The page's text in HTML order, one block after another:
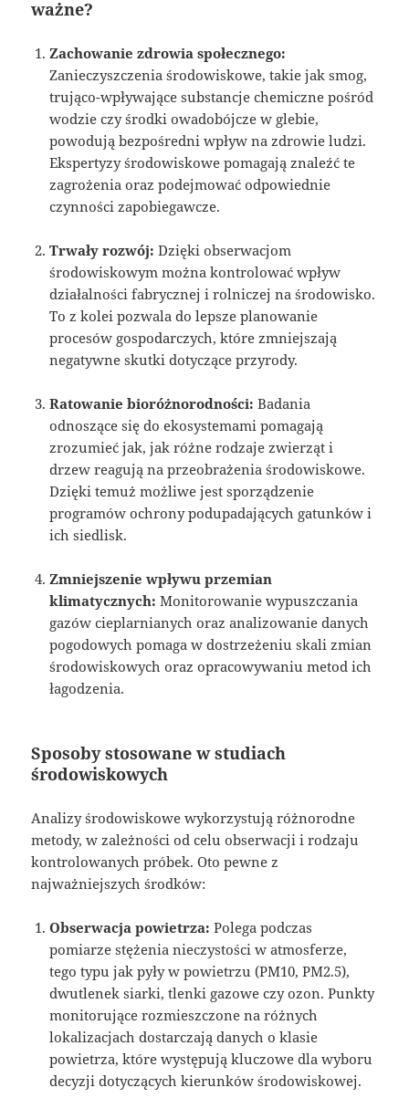
ważne?
Zachowanie zdrowia społecznego:
Zanieczyszczenia środowiskowe, takie jak smog,
trująco-wpływające substancje chemiczne pośród
wodzie czy środki owadobójcze w glebie,
powodują bezpośredni wpływ na zdrowie ludzi.
Ekspertyzy środowiskowe pomagają znaleźć te
zagrożenia oraz podejmować odpowiednie
czynności zapobiegawcze.
Trwały rozwój: Dzięki obserwacjom
środowiskowym można kontrolować wpływ
działalności fabrycznej i rolniczej na środowisko.
To z kolei pozwala do lepsze planowanie
procesów gospodarczych, które zmniejszają
negatywne skutki dotyczące przyrody.
Ratowanie bioróżnorodności: Badania
odnoszące się do ekosystemami pomagają
zrozumieć jak, jak różne rodzaje zwierząt i
drzew reagują na przeobrażenia środowiskowe.
Dzięki temuż możliwe jest sporządzenie
programów ochrony podupadających gatunków i
ich siedlisk.
Zmniejszenie wpływu przemian
klimatycznych: Monitorowanie wypuszczania
gazów cieplarnianych oraz analizowanie danych
pogodowych pomaga w dostrzeżeniu skali zmian
środowiskowych oraz opracowywaniu metod ich
łagodzenia.
Sposoby stosowane w studiach
środowiskowych
Analizy środowiskowe wykorzystują różnorodne
metody, w zależności od celu obserwacji i rodzaju
kontrolowanych próbek. Oto pewne z
najważniejszych środków:
Obserwacja powietrza: Polega podczas
pomiarze stężenia nieczystości w atmosferze,
tego typu jak pyły w powietrzu (PM10, PM2.5),
dwutlenek siarki, tlenki gazowe czy ozon. Punkty
monitorujące rozmieszczone na różnych
lokalizacjach dostarczają danych o klasie
powietrza, które występują kluczowe dla wyboru
decyzji dotyczących kierunków środowiskowej.